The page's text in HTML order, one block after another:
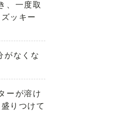
、一度取
ッキー
がなくな
ーが溶け
りつけて